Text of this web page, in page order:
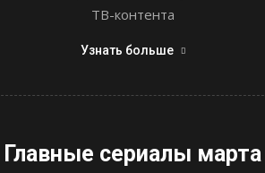
ТВ-контента
Узнать больше
Главные сериалы марта